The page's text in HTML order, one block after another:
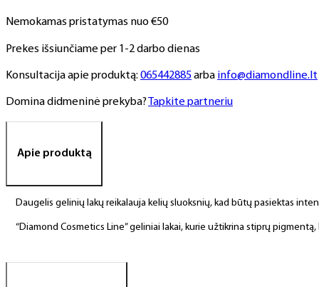
Nemokamas pristatymas nuo €50
Prekes išsiunčiame per 1-2 darbo dienas
Konsultacija apie produktą: 065442885arba info@diamondline.lt
Domina didmeninė prekyba? Tapkite partneriu
Apie produktą
Daugelis gelinių lakų reikalauja kelių sluoksnių, kad būtų pasiektas
“Diamond Cosmetics Line” geliniai lakai, kurie užtikrina stiprų